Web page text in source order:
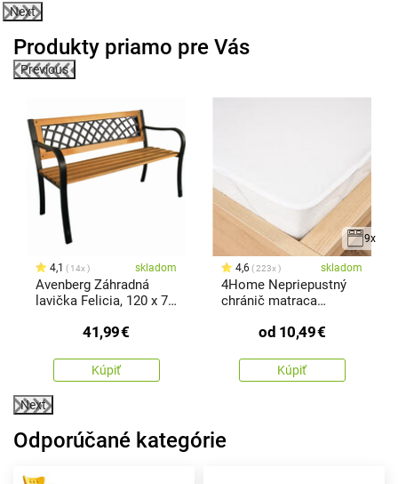
Next
Produkty priamo pre Vás
Previous
4,1 14x skladom
Avenberg Záhradná
lavička Felicia, 120 x 74
41,99€
Kúpiť
9x
4,6 223x skladom
4Home Nepriepustný
chránič matraca
od 10,49€
Kúpiť
Next
Odporúčané kategórie